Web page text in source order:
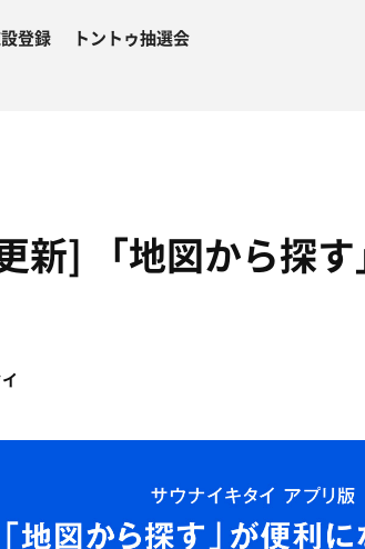
登録 トントゥ抽選会
新] 「地図から探